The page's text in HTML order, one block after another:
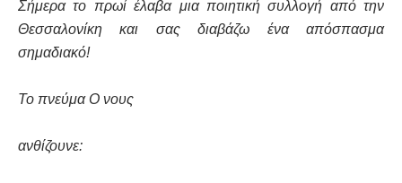
Σήμερα το πρωί έλαβα μια ποιητική συλλογή από την
Θεσσαλονίκη και σας διαβάζω ένα απόσπασμα
σημαδιακό!
Το πνεύμα Ο νους
ανθίζουνε: